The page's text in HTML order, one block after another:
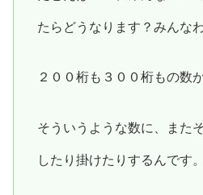
たらどうなります？みんな
２００桁も３００桁もの数
そういうような数に、また
したり掛けたりするんです。